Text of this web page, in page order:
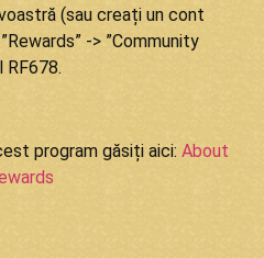
(sau creați un cont
-> ”Community
RF678.
program găsiți aici: About